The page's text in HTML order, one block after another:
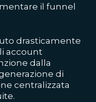
il funnel
drasticamente
account
dalla
di
centralizzata